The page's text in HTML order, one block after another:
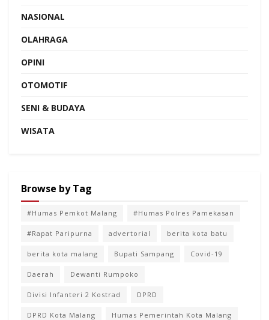
NASIONAL
OLAHRAGA
OPINI
OTOMOTIF
SENI & BUDAYA
WISATA
Browse by Tag
#Humas Pemkot Malang #Humas Polres Pamekasan
#Rapat Paripurna advertorial berita kota batu
berita kota malang Bupati Sampang Covid-19
Daerah Dewanti Rumpoko
Divisi Infanteri 2 Kostrad DPRD
DPRD Kota Malang Humas Pemerintah Kota Malang